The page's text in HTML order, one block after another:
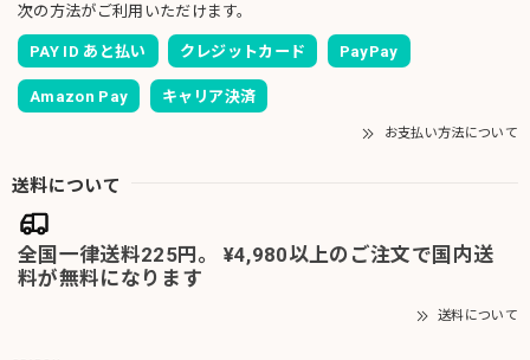
次の方法がご利用いただけます。
PAY ID あと払い クレジットカード PayPay
Amazon Pay キャリア決済
お支払い方法について
送料について
全国一律送料225円。 ¥4,980以上のご注文で国内送
料が無料になります
送料について